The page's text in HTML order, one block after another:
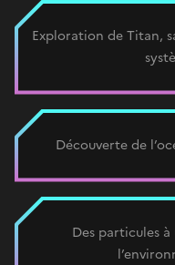
Exploration de Titan,
Découverte de
Des particules